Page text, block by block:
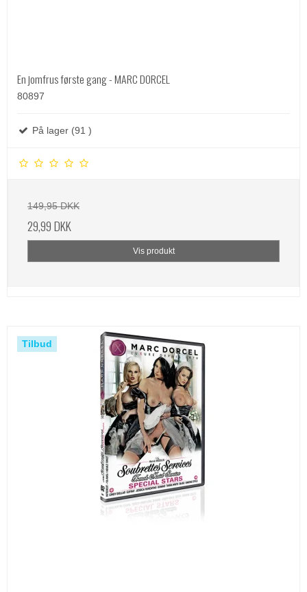
En jomfrus første gang - MARC DORCEL
80897
På lager (91 )
149,95 DKK
29,99 DKK
Vis produkt
Tilbud